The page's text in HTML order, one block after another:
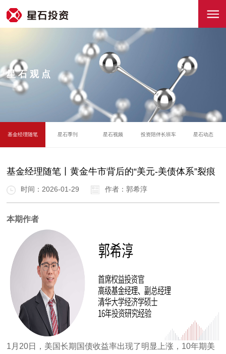
星石观点
基金经理随笔 星石季刊 星石视频 投资陪伴长班车 星石动态
基金经理随笔丨黄金牛市背后的“美元-美债体系”裂痕
时间：2026-01-29 作者：郭希淳
本期作者
1月20日，美国长期国债收益率出现了明显上涨，10年期美